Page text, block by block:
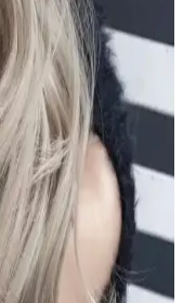
Çözümleri:
formüle edilmiş, doğal
rehber. Güvenli
Füjer Men Duş Jeli
Sunar
formüle edilen
ferahlatıcı ve doğal